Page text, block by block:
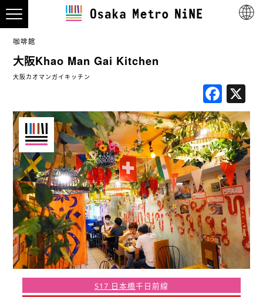
咖啡館
大阪Khao Man Gai Kitchen
大阪カオマンガイキッチン
S17 日本橋千日前線